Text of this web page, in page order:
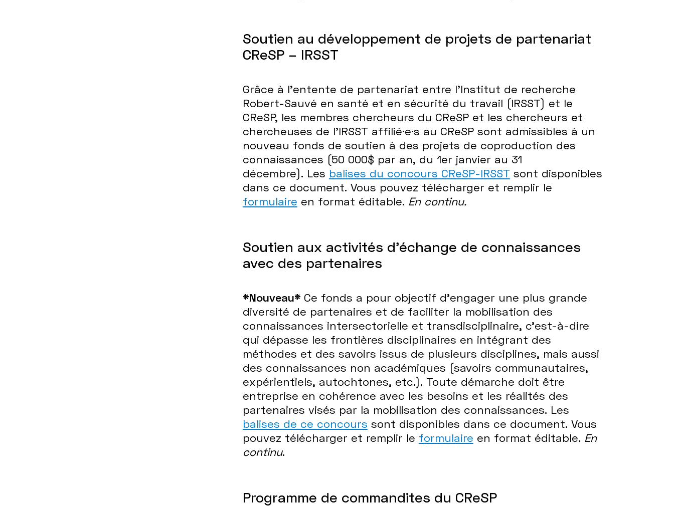
Soutien au développement de projets de partenariat
CReSP – IRSST
Grâce à l'entente de partenariat entre l’Institut de recherche
Robert-Sauvé en santé et en sécurité du travail (IRSST) et le
CReSP, les membres chercheurs du CReSP et les chercheurs et
chercheuses de l'IRSST affilié·e·s au CReSP sont admissibles à un
nouveau fonds de soutien à des projets de coproduction des
connaissances (50 000$ par an, du 1er janvier au 31
décembre). Les balises du concours CReSP-IRSST sont disponibles
dans ce document. Vous pouvez télécharger et remplir le
formulaire en format éditable. En continu.
Soutien aux activités d’échange de connaissances
avec des partenaires
*Nouveau* Ce fonds a pour objectif d’engager une plus grande
diversité de partenaires et de faciliter la mobilisation des
connaissances intersectorielle et transdisciplinaire, c’est-à-dire
qui dépasse les frontières disciplinaires en intégrant des
méthodes et des savoirs issus de plusieurs disciplines, mais aussi
des connaissances non académiques (savoirs communautaires,
expérientiels, autochtones, etc.). Toute démarche doit être
entreprise en cohérence avec les besoins et les réalités des
partenaires visés par la mobilisation des connaissances. Les
balises de ce concours sont disponibles dans ce document. Vous
pouvez télécharger et remplir le formulaire en format éditable. En
continu.
Programme de commandites du CReSP